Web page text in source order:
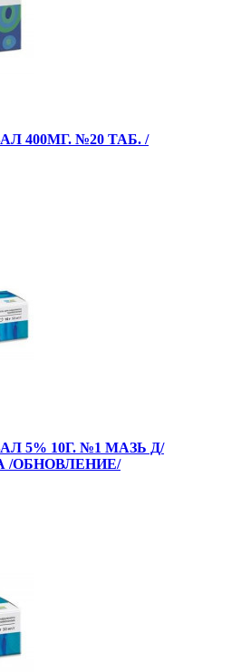
400МГ. №20 ТАБ. /
5% 10Г. №1 МАЗЬ Д/
/ОБНОВЛЕНИЕ/